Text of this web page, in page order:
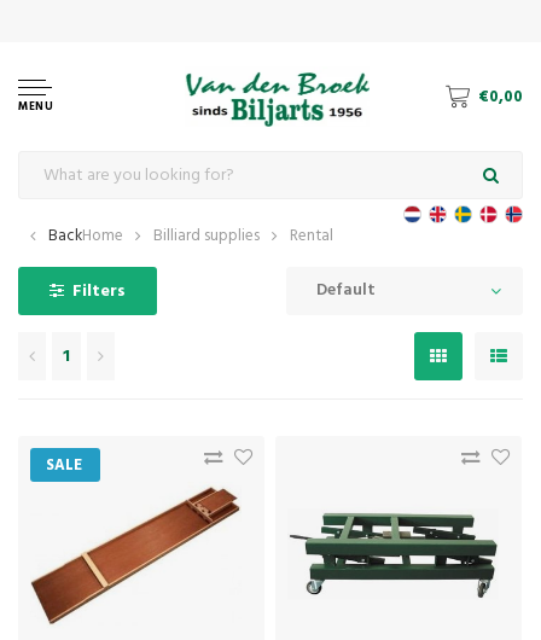
MENU €0,00
BackHome Billiard supplies Rental
Filters Default
1
SALE